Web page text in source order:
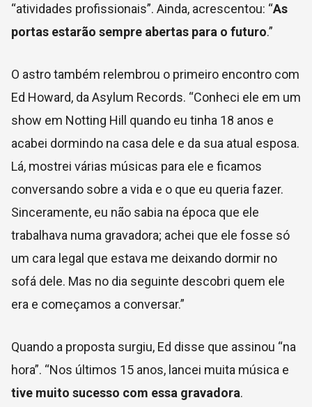
“atividades profissionais”. Ainda, acrescentou: “As
portas estarão sempre abertas para o futuro.”
O astro também relembrou o primeiro encontro com
Ed Howard, da Asylum Records. “Conheci ele em um
show em Notting Hill quando eu tinha 18 anos e
acabei dormindo na casa dele e da sua atual esposa.
Lá, mostrei várias músicas para ele e ficamos
conversando sobre a vida e o que eu queria fazer.
Sinceramente, eu não sabia na época que ele
trabalhava numa gravadora; achei que ele fosse só
um cara legal que estava me deixando dormir no
sofá dele. Mas no dia seguinte descobri quem ele
era e começamos a conversar.”
Quando a proposta surgiu, Ed disse que assinou “na
hora”. “Nos últimos 15 anos, lancei muita música e
tive muito sucesso com essa gravadora.